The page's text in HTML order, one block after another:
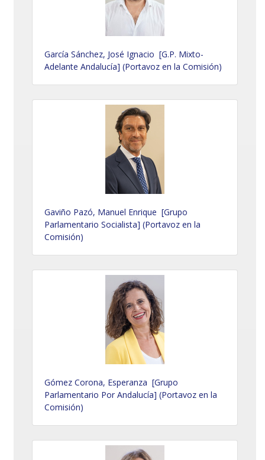
García Sánchez, José Ignacio [G.P. Mixto-
Adelante Andalucía] (Portavoz en la Comisión)
Gaviño Pazó, Manuel Enrique [Grupo
Parlamentario Socialista] (Portavoz en la
Comisión)
Gómez Corona, Esperanza [Grupo
Parlamentario Por Andalucía] (Portavoz en la
Comisión)